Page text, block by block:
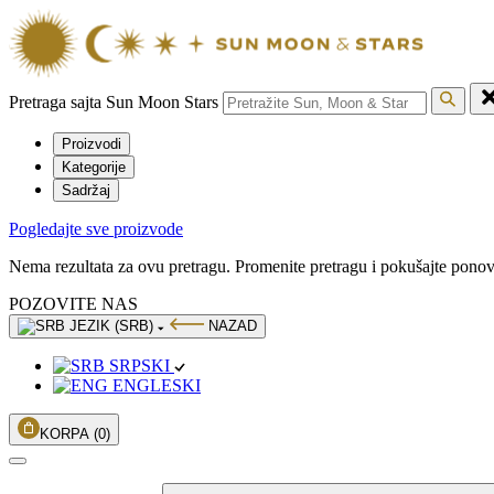
Pretraga sajta Sun Moon Stars
Proizvodi
Kategorije
Sadržaj
Pogledajte sve proizvode
Nema rezultata za ovu pretragu. Promenite pretragu i pokušajte
POZOVITE NAS
JEZIK (SRB) NAZAD
SRPSKI
ENGLESKI
KORPA (0)